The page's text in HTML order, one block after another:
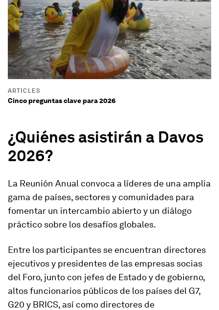
ARTICLES
Cinco preguntas clave para 2026
¿Quiénes asistirán a Davos
2026?
La Reunión Anual convoca a líderes de una amplia
gama de países, sectores y comunidades para
fomentar un intercambio abierto y un diálogo
práctico sobre los desafíos globales.
Entre los participantes se encuentran directores
ejecutivos y presidentes de las empresas socias
del Foro, junto con jefes de Estado y de gobierno,
altos funcionarios públicos de los países del G7,
G20 y BRICS, así como directores de